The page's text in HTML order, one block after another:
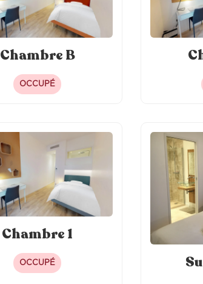
Chambre B
OCCUPÉ
Chambre 1
OCCUPÉ